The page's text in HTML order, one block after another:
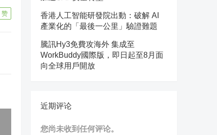
赞
香港人工智能研發院出動：破解 AI
產業化的「最後一公里」驗證難題
騰訊Hy3免費攻海外 集成至
WorkBuddy國際版，即日起至8月面
向全球用戶開放
近期评论
您尚未收到任何评论。